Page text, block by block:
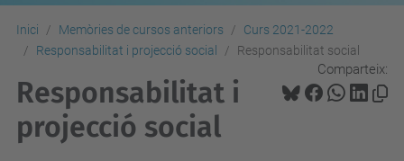
Inici Memòries de cursos anteriors
Curs 2021-2022
Responsabilitat i projecció social
Responsabilitat social
Comparteix:
Responsabilitat i
projecció social